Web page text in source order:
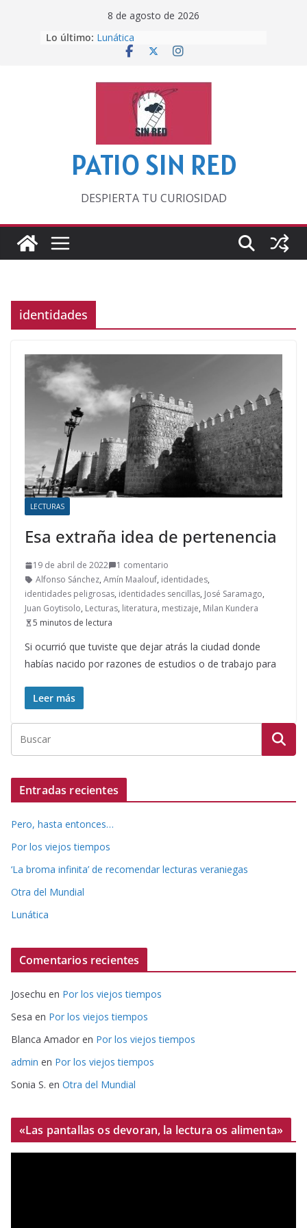
8 de agosto de 2026
Lo último: Lunática
Pero, hasta entonces…
‘La broma infinita’ de recomendar
lecturas veraniegas
Otra del Mundial
PATIO SIN RED
DESPIERTA TU CURIOSIDAD
identidades
LECTURAS
Esa extraña idea de pertenencia
19 de abril de 2022
1 comentario
Alfonso Sánchez, Amín Maalouf, identidades,
identidades peligrosas, identidades sencillas, José Saramago,
Juan Goytisolo, Lecturas, literatura, mestizaje, Milan Kundera
5 minutos de lectura
Si ocurrió que tuviste que dejar atrás la ciudad donde
habías nacido por razones de estudios o de trabajo para
Leer más
Entradas recientes
Pero, hasta entonces…
Por los viejos tiempos
‘La broma infinita’ de recomendar lecturas veraniegas
Otra del Mundial
Lunática
Comentarios recientes
Josechu en Por los viejos tiempos
Sesa en Por los viejos tiempos
Blanca Amador en Por los viejos tiempos
admin en Por los viejos tiempos
Sonia S. en Otra del Mundial
«Las pantallas os devoran, la lectura os alimenta»